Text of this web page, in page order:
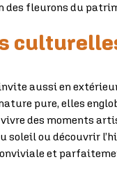
des fleurons du
aussi en
pure, elles
vivre des moments
soleil ou découvrir
et